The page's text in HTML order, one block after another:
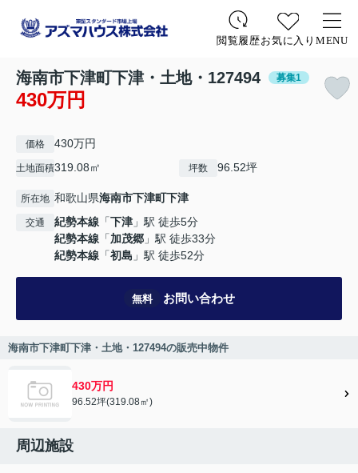
閲覧履歴お気に入り MENU
海南市下津町下津・土地・127494 募集1
430万円
価格 430万円
土地面積319.08㎡ 坪数 96.52坪
所在地 和歌山県海南市下津町下津
交通 紀勢本線 「下津 」駅 徒歩5分
紀勢本線 「加茂郷 」駅 徒歩33分
紀勢本線 「初島 」駅 徒歩52分
無料 お問い合わせ
海南市下津町下津・土地・127494の販売中物件
430万円
96.52坪(319.08㎡)
周辺施設